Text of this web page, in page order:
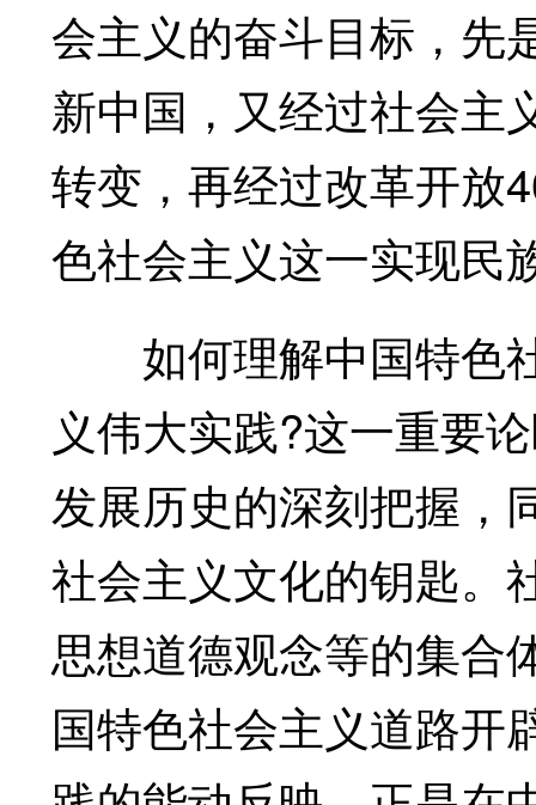
会主义的奋斗目标，先
新中国，又经过社会主
转变，再经过改革开放
色社会主义这一实现民
如何理解中国特色
义伟大实践?这一重要
发展历史的深刻把握，
社会主义文化的钥匙。
思想道德观念等的集合
国特色社会主义道路开